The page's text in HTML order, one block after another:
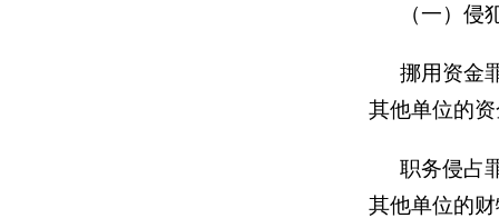
（一）侵
挪用资金
其他单位的
职务侵占
其他单位的